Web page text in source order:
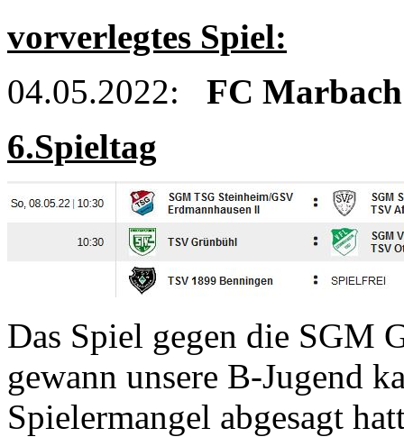
vorverlegtes Spiel:
04.05.2022: FC
6.Spieltag
Das Spiel gegen die SGM
gewann unsere B-Jugend
Spielermangel abgesagt